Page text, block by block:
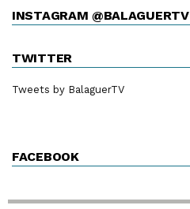
INSTAGRAM @BALAGUERTV
TWITTER
Tweets by BalaguerTV
FACEBOOK